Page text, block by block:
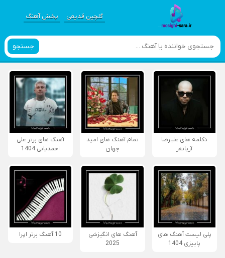
گلچین قدیمی پخش آهنگ
جستجو
دکلمه های علیرضا
آریانفر
تمام آهنگ های امید
جهان
آهنگ های برتر علی
احمدیانی 1404
پلی لیست آهنگ های
پاییزی 1404
آهنگ های انگیزشی
2025
10 آهنگ برتر اپرا